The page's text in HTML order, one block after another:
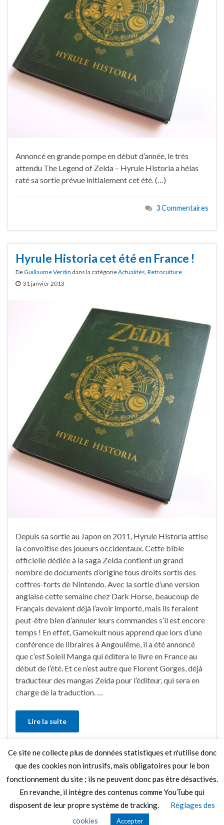
Annoncé en grande pompe en début d’année, le très
attendu The Legend of Zelda – Hyrule Historia a hélas
raté sa sortie prévue initialement cet été. (…)
3 Commentaires
Hyrule Historia cet été en France !
DeGuillaume Verdin dans la catégorieActualités, Retroculture
31 janvier 2013
Depuis sa sortie au Japon en 2011, Hyrule Historia attise
la convoitise des joueurs occidentaux. Cette bible
officielle dédiée à la saga Zelda contient un grand
nombre de documents d’origine tous droits sortis des
coffres-forts de Nintendo. Avec la sortie d’une version
anglaise cette semaine chez Dark Horse, beaucoup de
Français devaient déjà l’avoir importé, mais ils feraient
peut-être bien d’annuler leurs commandes s’il est encore
temps ! En effet, Gamekult nous apprend que lors d’une
conférence de libraires à Angoulême, il a été annoncé
que c’est Soleil Manga qui éditera le livre en France au
début de l’été. Et ce n’est autre que Florent Gorges, déjà
traducteur des mangas Zelda pour l’éditeur, qui sera en
charge de la traduction. …
Lire la suite
Faire un commentaire
Ce site ne collecte plus de données statistiques et n'utilise donc
que des cookies non intrusifs, mais obligatoires pour le bon
fonctionnement du site ; ils ne peuvent donc pas être désactivés.
En revanche, il intègre des contenus comme YouTube qui
disposent de leur propre système de tracking.
Réglages des
cookies
Accepter